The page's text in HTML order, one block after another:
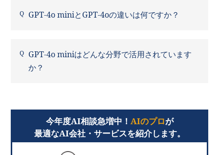
GPT-4o miniとGPT-4oの違いは何ですか？
GPT-4o miniはどんな分野で活用されています
か？
今年度AI相談急増中！ AIのプロが
最適なAI会社・サービスを紹介します。